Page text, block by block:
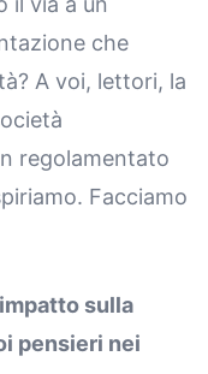
che
A voi, lettori, la
regolamentato
Facciamo
sulla
pensieri nei